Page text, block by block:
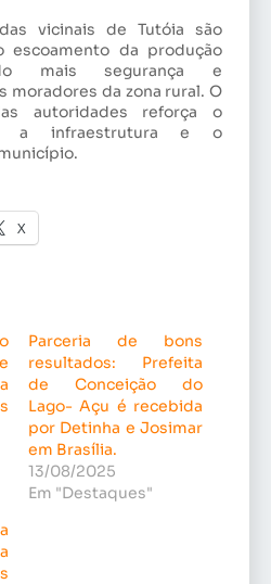
vicinais de Tutóia são
escoamento da produção
mais segurança e
moradores da zona rural. O
autoridades reforça o
a infraestrutura e o
X
Parceria de bons
resultados: Prefeita
de Conceição do
Lago- Açu é recebida
por Detinha e Josimar
em Brasília.
13/08/2025
Em "Destaques"